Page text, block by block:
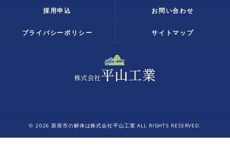
採用申込 お問い合わせ
プライバシーポリシー サイトマップ
© 2026 新座市の解体は株式会社平山工業 ALL RIGHTS RESERVED.